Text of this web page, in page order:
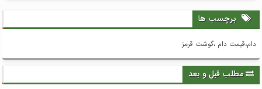
برچسب ها
دام،قیمت دام ،گوشت قرمز
مطلب قبل و بعد